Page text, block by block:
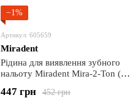
−1%
Артикул: 605659
Miradent
Рідина для виявлення зубного
нальоту Miradent Mira-2-Ton (10
452 грн
447 грн